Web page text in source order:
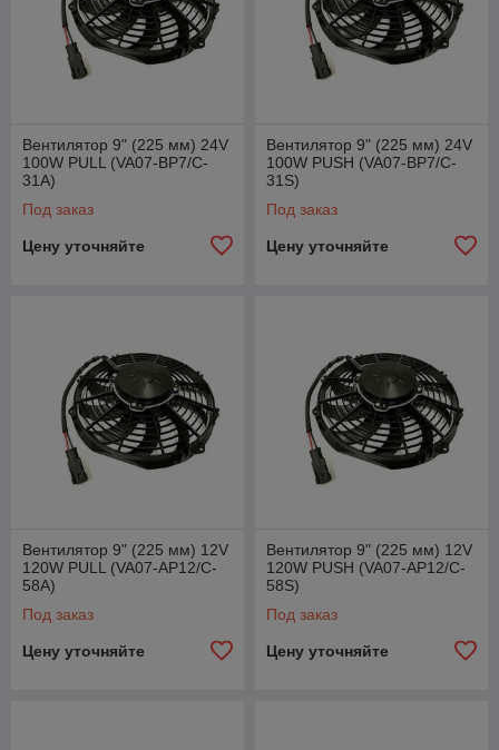
Вентилятор 9" (225 мм) 24V
100W PULL (VA07-BP7/C-
31A)
Под заказ
Цену уточняйте
Вентилятор 9" (225 мм) 24V
100W PUSH (VA07-BP7/C-
31S)
Под заказ
Цену уточняйте
Вентилятор 9" (225 мм) 12V
120W РULL (VA07-AP12/C-
58A)
Под заказ
Цену уточняйте
Вентилятор 9" (225 мм) 12V
120W РUSH (VA07-AP12/C-
58S)
Под заказ
Цену уточняйте